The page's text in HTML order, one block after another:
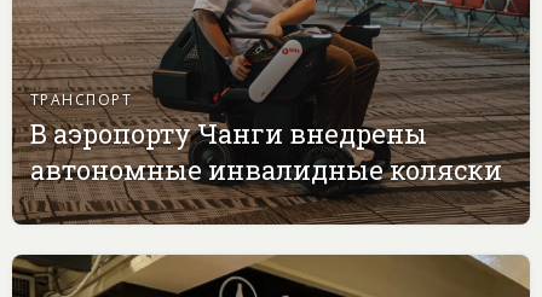
ТРАНСПОРТ
В аэропорту Чанги внедрены
автономные инвалидные коляски